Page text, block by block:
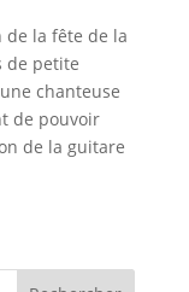
de la fête de la
de petite
chanteuse
de pouvoir
de la guitare